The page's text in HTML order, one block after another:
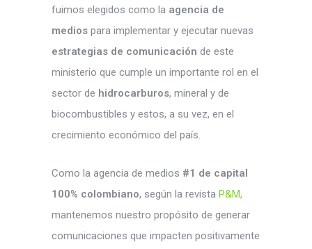
fuimos elegidos como la agencia de
medios para implementar y ejecutar nuevas
estrategias de comunicación de este
ministerio que cumple un importante rol en el
sector de hidrocarburos, mineral y de
biocombustibles y estos, a su vez, en el
crecimiento económico del país.
Como la agencia de medios #1 de capital
100% colombiano, según la revista P&M,
mantenemos nuestro propósito de generar
comunicaciones que impacten positivamente